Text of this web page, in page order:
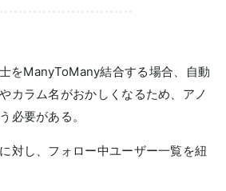
をManyToMany結合する場合、自動
カラム名がおかしくなるため、アノ
必要がある。
対し、フォロー中ユーザー一覧を紐